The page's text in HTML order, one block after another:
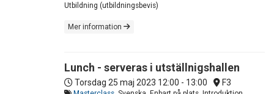
Utbildning (utbildningsbevis)
Mer information
Lunch - serveras i utställnigshallen
Torsdag 25 maj 2023 12:00 - 13:00 F3